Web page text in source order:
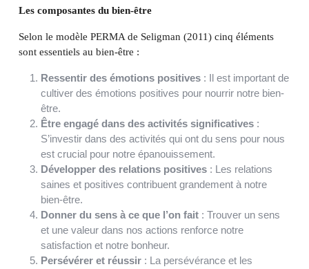
Les composantes du bien-être
Selon le modèle PERMA de Seligman (2011) cinq éléments
sont essentiels au bien-être :
Ressentir des émotions positives : Il est important de
cultiver des émotions positives pour nourrir notre bien-
être.
Être engagé dans des activités significatives :
S’investir dans des activités qui ont du sens pour nous
est crucial pour notre épanouissement.
Développer des relations positives : Les relations
saines et positives contribuent grandement à notre
bien-être.
Donner du sens à ce que l’on fait : Trouver un sens
et une valeur dans nos actions renforce notre
satisfaction et notre bonheur.
Persévérer et réussir : La persévérance et les